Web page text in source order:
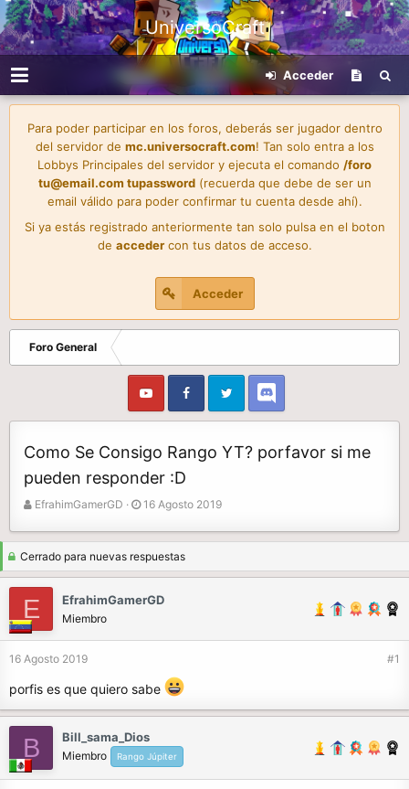
UniversoCraft
Acceder
Para poder participar en los foros, deberás ser jugador dentro
del servidor de mc.universocraft.com! Tan solo entra a los
Lobbys Principales del servidor y ejecuta el comando /foro
tu@email.com tupassword(recuerda que debe de ser un
email válido para poder confirmar tu cuenta desde ahí).
Si ya estás registrado anteriormente tan solo pulsa en el boton
de accedercon tus datos de acceso.
Acceder
Foro General
Como Se Consigo Rango YT? porfavor si me
pueden responder :D
A
o
r
EfrahimGamerGD
F
h
a
e
n
i
o
16 Agosto 2019
Cerrado para nuevas respuestas
E EfrahimGamerGD
Miembro
16 Agosto 2019 #1
porfis es que quiero sabe
B Bill_sama_Dios
Miembro Rango Júpiter